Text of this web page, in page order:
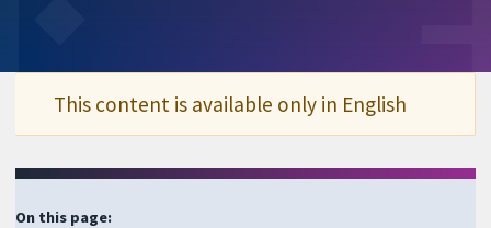
This content is available only in English
On this page: